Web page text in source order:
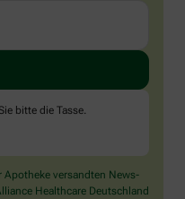
bitte die Tasse.
Apotheke versandten News-
Healthcare Deutschland